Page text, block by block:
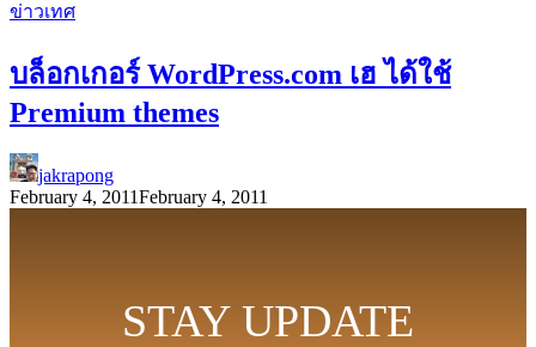
ข่าวเทศ
บล็อกเกอร์ WordPress.com เฮ ได้ใช้
Premium themes
jakrapong
February 4, 2011February 4, 2011
STAY UPDATE